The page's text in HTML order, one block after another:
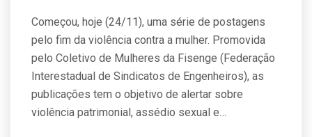
Começou, hoje (24/11), uma série de postagens
pelo fim da violência contra a mulher. Promovida
pelo Coletivo de Mulheres da Fisenge (Federação
Interestadual de Sindicatos de Engenheiros), as
publicações tem o objetivo de alertar sobre
violência patrimonial, assédio sexual e…